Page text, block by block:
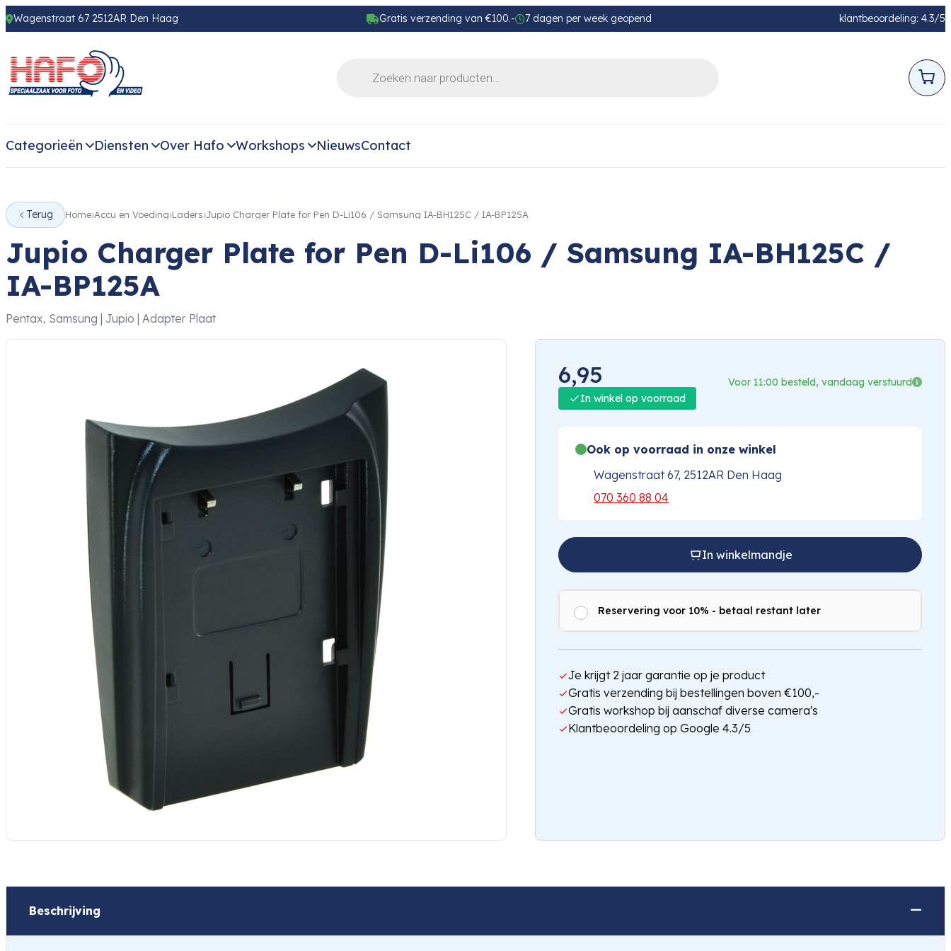
Wagenstraat 67 2512AR Den Haag Gratis verzending van €100.- 7 dagen per week geopend klantbeoordeling: 4.3/5
Categorieën Diensten Over Hafo Workshops NieuwsContact
Terug Home Accu en Voeding Laders Jupio Charger Plate for Pen D-Li106 / Samsung IA-BH125C / IA-BP125A
Jupio Charger Plate for Pen D-Li106 / Samsung IA-BH125C /
IA-BP125A
Pentax, Samsung | Jupio | Adapter Plaat
6,95
Voor 11:00 besteld, vandaag verstuurd
In winkel op voorraad
Ook op voorraad in onze winkel
Wagenstraat 67, 2512AR Den Haag
070 360 88 04
In winkelmandje
Reservering voor 10% - betaal restant later
Je krijgt 2 jaar garantie op je product
Gratis verzending bij bestellingen boven €100,-
Gratis workshop bij aanschaf diverse camera's
Klantbeoordeling op Google 4.3/5
Beschrijving